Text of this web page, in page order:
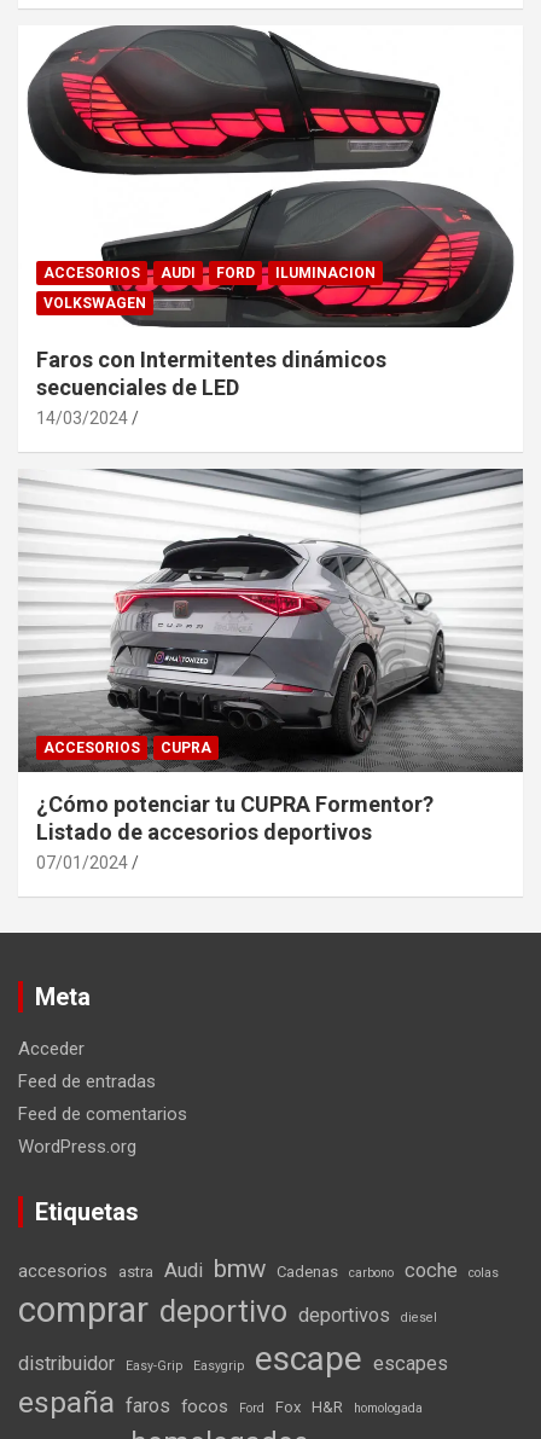
ACCESORIOS AUDI FORD
ILUMINACION
VOLKSWAGEN
Faros con Intermitentes dinámicos
secuenciales de LED
14/03/2024
ACCESORIOS CUPRA
¿Cómo potenciar tu CUPRA Formentor?
Listado de accesorios deportivos
07/01/2024
Meta
Acceder
Feed de entradas
Feed de comentarios
WordPress.org
Etiquetas
accesorios astra Audi bmw Cadenas carbono coche colas
comprar deportivo deportivos diesel
distribuidor Easy-Grip Easygrip escape escapes
españa faros focos Ford Fox H&R homologada